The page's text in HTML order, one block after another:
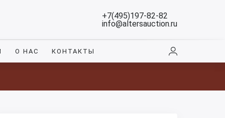
+7(495)197-82-82
info@altersauction.ru
О НАС КОНТАКТЫ